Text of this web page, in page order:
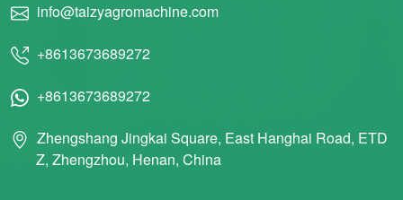
info@taizyagromachine.com
+8613673689272
+8613673689272
Zhengshang Jingkai Square, East Hanghai Road, ETD
Z, Zhengzhou, Henan, China